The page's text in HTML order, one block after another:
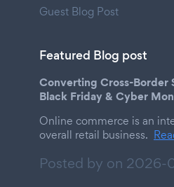
Guest Blog Post
Featured Blog post
Converting Cross-Border
Black Friday & Cyber
Online commerce is an
overall retail business.
Posted by on 2026-